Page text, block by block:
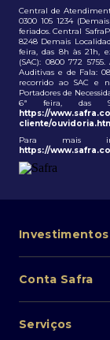
Central de
0300 105 1234
feriados. Central
8248 Demais
feira, das 8h às 21h,
(SAC): 0800 772
Auditivas e de Fala:
recorrido ao SAC e
Portadores de
6ª feira, das
https://
cliente/
Para mais
https://
Investimentos
Lista de fundos
Conta Safra
Pessoa Física
Serviços